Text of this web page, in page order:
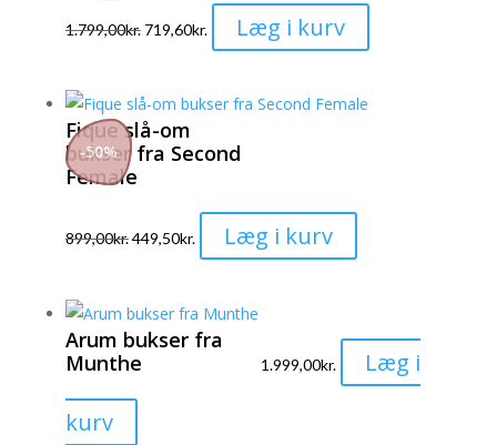
kan
1.799,00kr. 719,60kr. Læg i kurv
vare
-50%
Fique slå-om
bukser fra Second
Female
899,00kr.449,50kr. Læg i kurv
vare
varianter.
Mulighederne
Arum bukser fra
Munthe
1.999,00kr.
Læg i
kurv